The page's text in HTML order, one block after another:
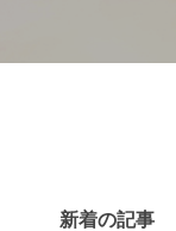
新着の記事